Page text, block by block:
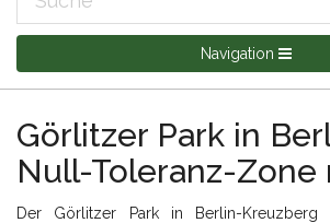
Navigation
Görlitzer Park in
Null-Toleranz-Zone
Der Görlitzer Park in Berlin-Kreuzberg